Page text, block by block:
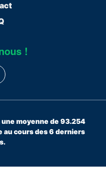
!
moyenne de 93.254
au cours des 6 derniers